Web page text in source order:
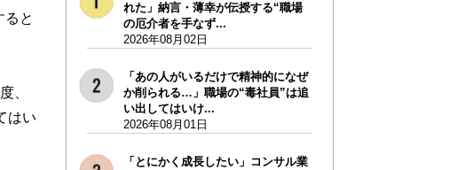
と
、
はい
れた」納言・薄幸が伝授する“職場
の厄介者を手なず...
2026年08月02日
「あの人がいるだけで精神的になぜ
か削られる…」職場の“毒社員”は追
い出してはいけ...
2026年08月01日
「とにかく成長したい」コンサル業